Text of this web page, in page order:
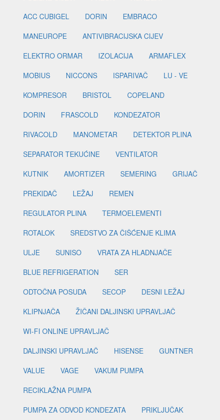
ACC CUBIGEL
DORIN
EMBRACO
MANEUROPE
ANTIVIBRACIJSKA CIJEV
ELEKTRO ORMAR
IZOLACIJA
ARMAFLEX
MOBIUS
NICCONS ISPARIVAČ
LU - VE
KOMPRESOR
BRISTOL
COPELAND
DORIN
FRASCOLD
KONDEZATOR
RIVACOLD
MANOMETAR
DETEKTOR PLINA
SEPARATOR TEKUĆINE
VENTILATOR
KUTNIK
AMORTIZER SEMERING
GRIJAČ
PREKIDAČ
LEŽAJ
REMEN
REGULATOR PLINA
TERMOELEMENTI
ROTALOK
SREDSTVO ZA ČIŠĆENJE KLIMA
ULJE
SUNISO
VRATA ZA HLADNJAČE
BLUE REFRIGERATION
SER
ODTOČNA POSUDA
SECOP
DESNI LEŽAJ
KLIPNJAČA
ŽIČANI DALJINSKI UPRAVLJAČ
WI-FI ONLINE UPRAVLJAČ
DALJINSKI UPRAVLJAČ
HISENSE
GUNTNER
VALUE
VAGE
VAKUM PUMPA
RECIKLAŽNA PUMPA
PUMPA ZA ODVOD KONDEZATA
PRIKLJUČAK